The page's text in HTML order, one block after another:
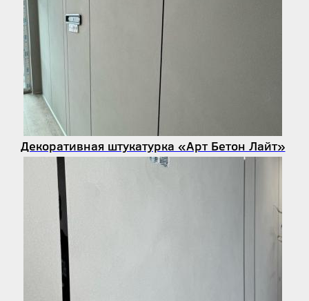
Декоративная штукатурка «Арт Бетон Лайт»